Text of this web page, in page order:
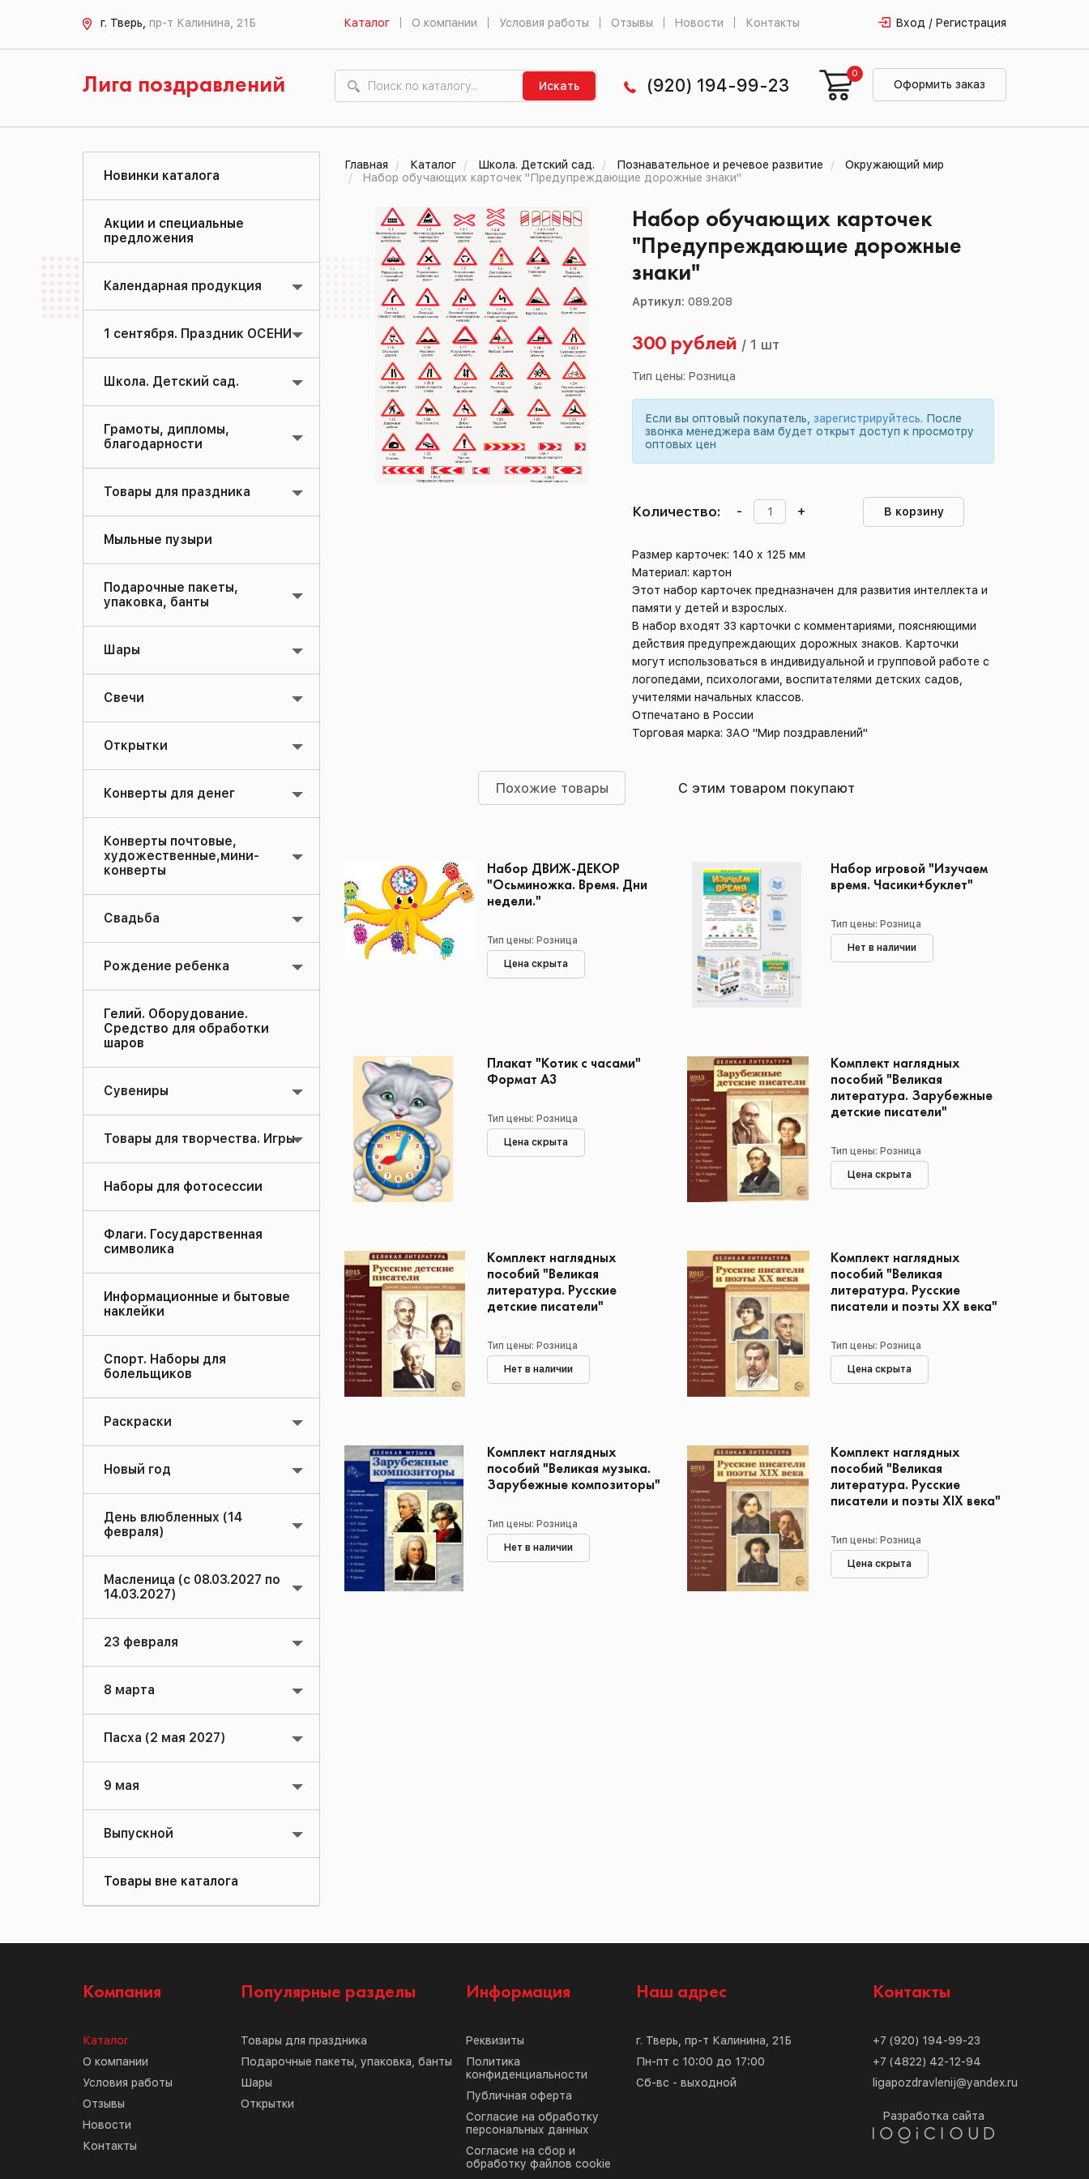
г. Тверь, пр-т Калинина, 21Б Каталог О компании Условия работы Отзывы Новости Контакты Вход / Регистрация
Лига поздравлений Искать (920) 194-99-23 Оформить заказ
0
Новинки каталога
Акции и специальные
предложения
Календарная продукция
1 сентября. Праздник ОСЕНИ
Школа. Детский сад.
Грамоты, дипломы,
благодарности
Товары для праздника
Мыльные пузыри
Подарочные пакеты,
упаковка, банты
Шары
Свечи
Открытки
Конверты для денег
Конверты почтовые,
художественные,мини-
конверты
Свадьба
Рождение ребенка
Гелий. Оборудование.
Средство для обработки
шаров
Сувениры
Товары для творчества. Игры
Наборы для фотосессии
Флаги. Государственная
символика
Информационные и бытовые
наклейки
Спорт. Наборы для
болельщиков
Раскраски
Новый год
День влюбленных (14
февраля)
Масленица (с 08.03.2027 по
14.03.2027)
23 февраля
8 марта
Пасха (2 мая 2027)
9 мая
Выпускной
Товары вне каталога
Главная Каталог Школа. Детский сад. Познавательное и речевое развитие
Окружающий мир
Набор обучающих карточек "Предупреждающие дорожные знаки"
Набор обучающих карточек
"Предупреждающие дорожные
знаки"
Артикул:089.208
300 рублей / 1 шт
Тип цены: Розница
Если вы оптовый покупатель,зарегистрируйтесь. После
звонка менеджера вам будет открыт доступ к просмотру
оптовых цен
Количество: - + В корзину
Размер карточек: 140 х 125 мм
Материал: картон
Этот набор карточек предназначен для развития интеллекта и
памяти у детей и взрослых.
В набор входят 33 карточки с комментариями, поясняющими
действия предупреждающих дорожных знаков. Карточки
могут использоваться в индивидуальной и групповой работе с
логопедами, психологами, воспитателями детских садов,
учителями начальных классов.
Отпечатано в России
Торговая марка: ЗАО "Мир поздравлений"
Похожие товары С этим товаром покупают
Набор ДВИЖ-ДЕКОР
"Осьминожка. Время. Дни
недели."
Тип цены: Розница
Цена скрыта
Набор игровой "Изучаем
время. Часики+буклет"
Тип цены: Розница
Нет в наличии
Плакат "Котик с часами"
Формат А3
Тип цены: Розница
Цена скрыта
Комплект наглядных
пособий "Великая
литература. Зарубежные
детские писатели"
Тип цены: Розница
Цена скрыта
Комплект наглядных
пособий "Великая
литература. Русские
детские писатели"
Тип цены: Розница
Нет в наличии
Комплект наглядных
пособий "Великая
литература. Русские
писатели и поэты XX века"
Тип цены: Розница
Цена скрыта
Комплект наглядных
пособий "Великая музыка.
Зарубежные композиторы"
Тип цены: Розница
Нет в наличии
Комплект наглядных
пособий "Великая
литература. Русские
писатели и поэты XIX века"
Тип цены: Розница
Цена скрыта
Компания
Каталог
О компании
Условия работы
Отзывы
Новости
Контакты
Популярные разделы
Товары для праздника
Подарочные пакеты, упаковка, банты
Шары
Открытки
Информация
Реквизиты
Политика
конфиденциальности
Публичная оферта
Согласие на обработку
персональных данных
Согласие на сбор и
обработку файлов cookie
Наш адрес
г. Тверь, пр-т Калинина, 21Б
Пн-пт с 10:00 до 17:00
Сб-вс - выходной
Контакты
+7 (920) 194-99-23
+7 (4822) 42-12-94
ligapozdravlenij@yandex.ru
Разработка сайта